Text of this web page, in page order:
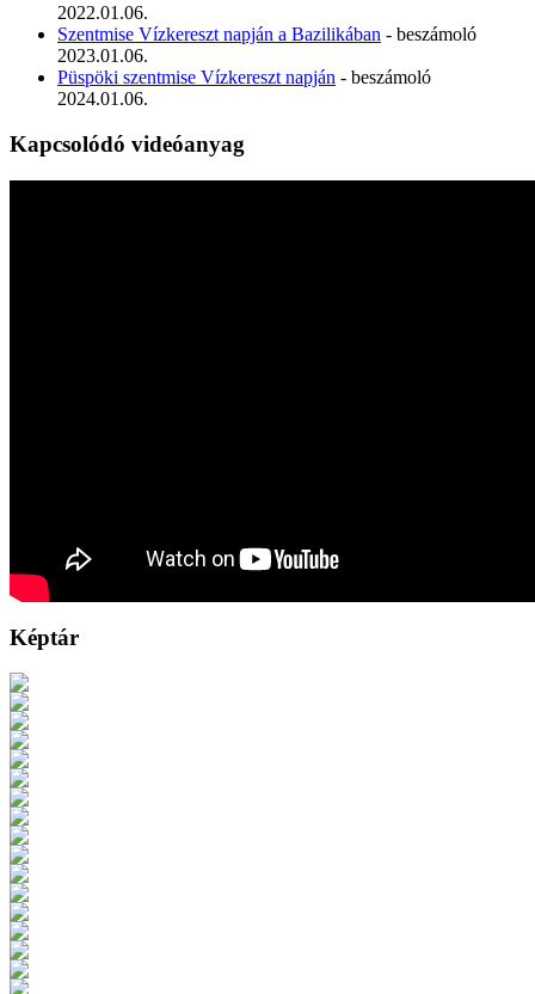
2022.01.06.
Szentmise Vízkereszt napján a Bazilikában - beszámoló
2023.01.06.
Püspöki szentmise Vízkereszt napján - beszámoló
2024.01.06.
Kapcsolódó videóanyag
Képtár